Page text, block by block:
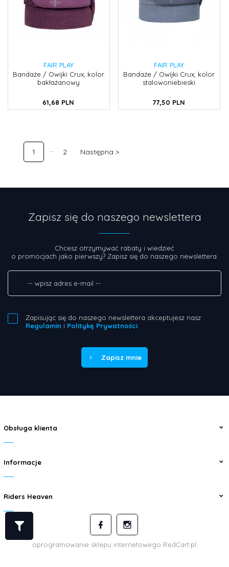
FAIR PLAY
Bandaże / Owijki Crux, kolor
bakłażanowy
61,68 PLN
FAIR PLAY
Bandaże / Owijki Crux, kolor
stalowoniebieski
77,50 PLN
1 2 Następna >
Zapisz się do naszego newslettera
Chcesz otrzymywać rabaty i wiedzieć
o promocjach jako pierwszy? Zapisz się do naszego newslettera.
Zapisując się do naszego newslettera akceptujesz nasz
Regulamin i Politykę Prywatności.
Zapisz mnie
Obsługa klienta
Informacje
Riders Heaven
oprogramowanie sklepu internetowego RedCart.pl